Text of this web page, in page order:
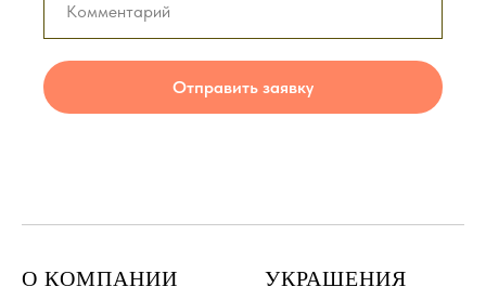
Отправить заявку
О КОМПАНИИ УКРАШЕНИЯ